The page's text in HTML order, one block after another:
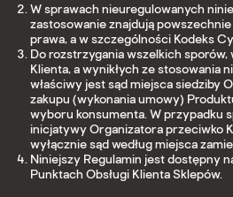
W sprawach nieuregulowanych
zastosowanie znajdują
prawa, a w szczególności Kodeks
Do rozstrzygania wszelkich
Klienta, a wynikłych ze stosowania
właściwy jest sąd miejsca siedziby
zakupu (wykonania umowy)
wyboru konsumenta. W przypadku
inicjatywy Organizatora przeciwko
wyłącznie sąd według miejsca
Niniejszy Regulamin jest dostępny
Punktach Obsługi Klienta Sklepów.